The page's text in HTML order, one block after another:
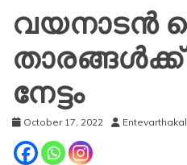
വയനാടൻ
നേട്ടം
October 17, 2022